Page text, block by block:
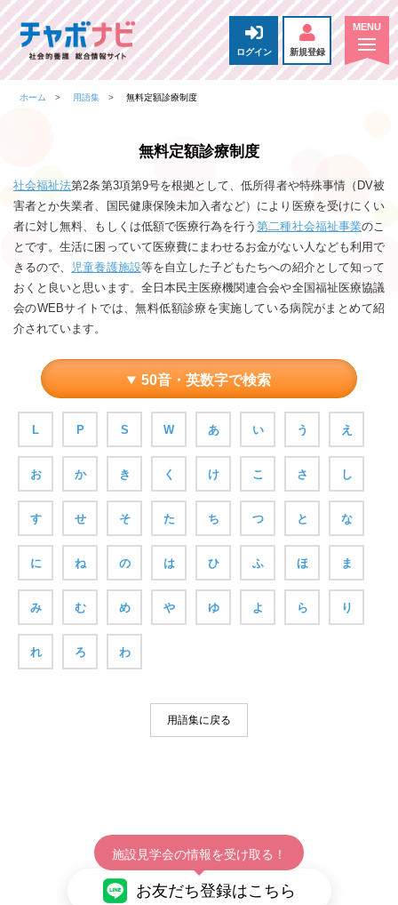
ログイン 新規登録
ホーム 用語集 無料定額診療制度
無料定額診療制度
社会福祉法第2条第3項第9号を根拠として、低所得者や特殊事情（DV被
害者とか失業者、国民健康保険未加入者など）により医療を受けにくい
者に対し無料、もしくは低額で医療行為を行う第二種社会福祉事業のこ
とです。生活に困っていて医療費にまわせるお金がない人なども利用で
きるので、
児童養護施設等を自立した子どもたちへの紹介として知って
おくと良いと思います。全日本民主医療機関連合会や全国福祉医療協議
会のWEBサイトでは、無料低額診療を実施している病院がまとめて紹
介されています。
50音・英数字で検索
L P S W あ い う え
お か き く け こ さ し
す せ そ た ち つ と な
に ね の は ひ ふ ほ ま
み む め や ゆ よ ら り
れ ろ わ
用語集に戻る
施設見学会の情報を受け取る！
お友だち登録はこちら